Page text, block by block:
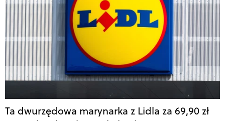
Ta dwurzędowa marynarka z Lidla za 69,90 zł